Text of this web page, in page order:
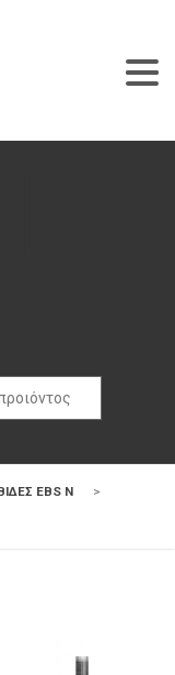
EBS N
>